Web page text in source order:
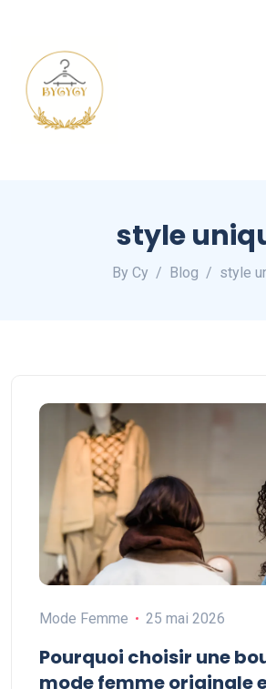
style
By Cy Blog style
Mode Femme 25 mai 2026
Pourquoi choisir une
mode femme originale